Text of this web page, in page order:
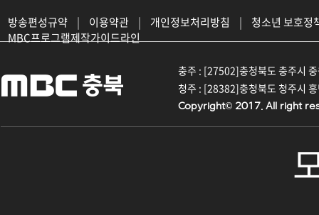
방송편성규약 | 이용약관 | 개인정보처리방침 |
청소년 보호정
MBC프로그램제작가이드라인
충주 : [27502]충청북도 충주시
청주 : [28382]충청북도 청주시
Copyright© 2017. All right